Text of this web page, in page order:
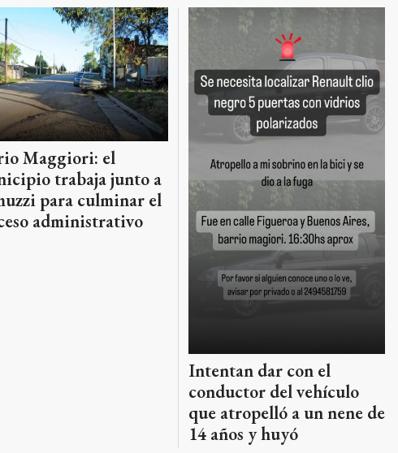
Maggiori: el
trabaja junto a
para culminar el
administrativo
Intentan dar con el
conductor del vehículo
que atropelló a un nene de
14 años y huyó